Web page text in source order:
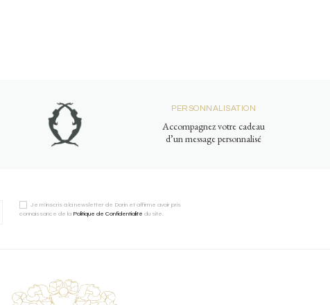
PERSONNALISATION
Accompagnez votre cadeau
d’un message personnalisé
Je m'inscris à la newsletter de Dorin et affirme avoir pris
connaissance de la Politique de Confidentialité du site.